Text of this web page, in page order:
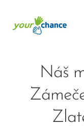
Náš